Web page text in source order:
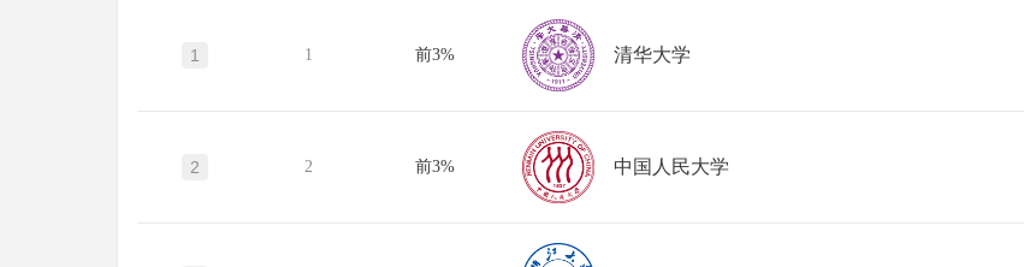
1 1 前3% 清华大学
2 2 前3% 中国人民大学